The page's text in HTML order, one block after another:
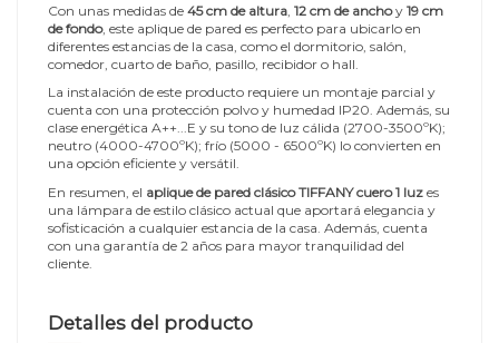
Con unas medidas de 45 cm de altura 12 cm de anchoy 19 cm
de fondo, este aplique de pared es perfecto para ubicarlo en
diferentes estancias de la casa, como el dormitorio, salón,
comedor, cuarto de baño, pasillo, recibidor o hall.
La instalación de este producto requiere un montaje parcial y
cuenta con una protección polvo y humedad IP20. Además, su
clase energética A++...E y su tono de luz cálida (2700-3500ºK);
neutro (4000-4700ºK); frío (5000 - 6500ºK) lo convierten en
una opción eficiente y versátil.
En resumen, el aplique de pared clásico TIFFANY cuero 1 luz es
una lámpara de estilo clásico actual que aportará elegancia y
sofisticación a cualquier estancia de la casa. Además, cuenta
con una garantía de 2 años para mayor tranquilidad del
cliente.
Detalles del producto